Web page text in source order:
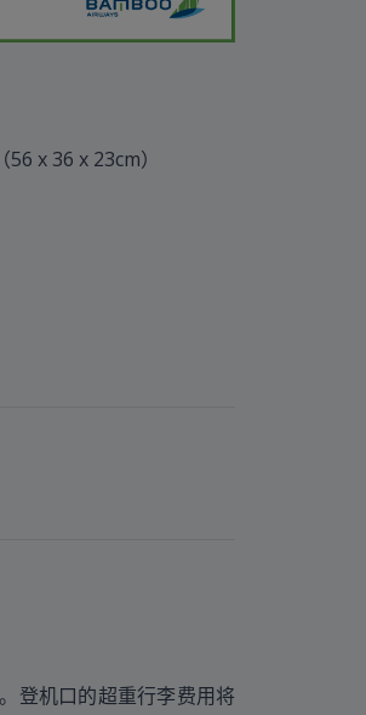
x 36 x 23cm）
登机口的超重行李费用将